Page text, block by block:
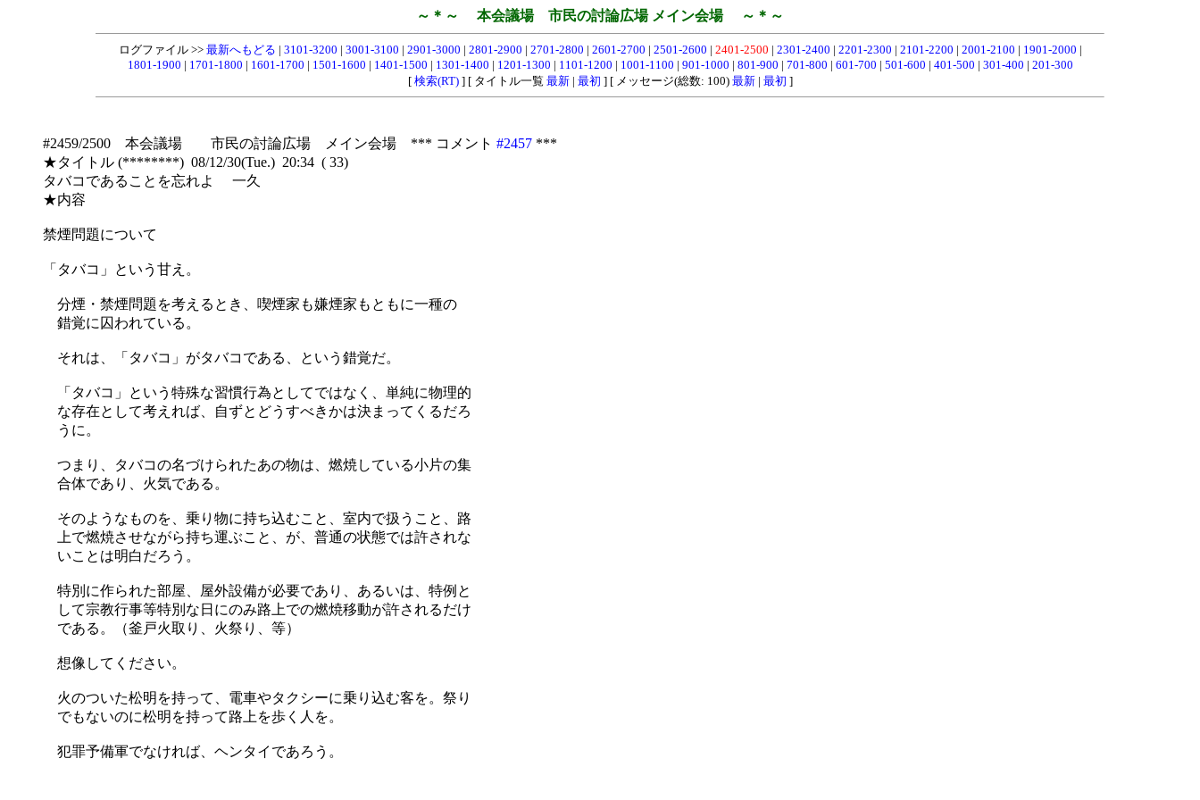
～＊～ 本会議場 市民の討論広場 メイン会場 ～＊～
ログファイル >> 最新へもどる | 3101-3200 | 3001-3100 | 2901-3000 | 2801-2900 | 2701-2800 | 2601-2700 | 2501-2600 | 2401-2500 | 2301-2400 | 2201-2300 | 2101-2200 | 2001-2100 | 1901-2000 |
1801-1900 | 1701-1800 | 1601-1700 | 1501-1600 | 1401-1500 | 1301-1400 | 1201-1300 | 1101-1200 | 1001-1100 | 901-1000 | 801-900 | 701-800 | 601-700 | 501-600 | 401-500 | 301-400 | 201-300
[ 検索(RT)] [ タイトル一覧 最新| 最初 ] [ メッセージ(総数: 100) 最新| 最初 ]
#2459/2500 本会議場 市民の討論広場 メイン会場 *** コメント #2457 ***
★タイトル (********) 08/12/30(Tue.) 20:34 ( 33)
タバコであることを忘れよ 一久
★内容
禁煙問題について
「タバコ」という甘え。
分煙・禁煙問題を考えるとき、喫煙家も嫌煙家もともに一種の
錯覚に囚われている。
それは、「タバコ」がタバコである、という錯覚だ。
「タバコ」という特殊な習慣行為としてではなく、単純に物理的
な存在として考えれば、自ずとどうすべきかは決まってくるだろ
うに。
つまり、タバコの名づけられたあの物は、燃焼している小片の集
合体であり、火気である。
そのようなものを、乗り物に持ち込むこと、室内で扱うこと、路
上で燃焼させながら持ち運ぶこと、が、普通の状態では許されな
いことは明白だろう。
特別に作られた部屋、屋外設備が必要であり、あるいは、特例と
して宗教行事等特別な日にのみ路上での燃焼移動が許されるだけ
である。（釜戸火取り、火祭り、等）
想像してください。
火のついた松明を持って、電車やタクシーに乗り込む客を。祭り
でもないのに松明を持って路上を歩く人を。
犯罪予備軍でなければ、ヘンタイであろう。